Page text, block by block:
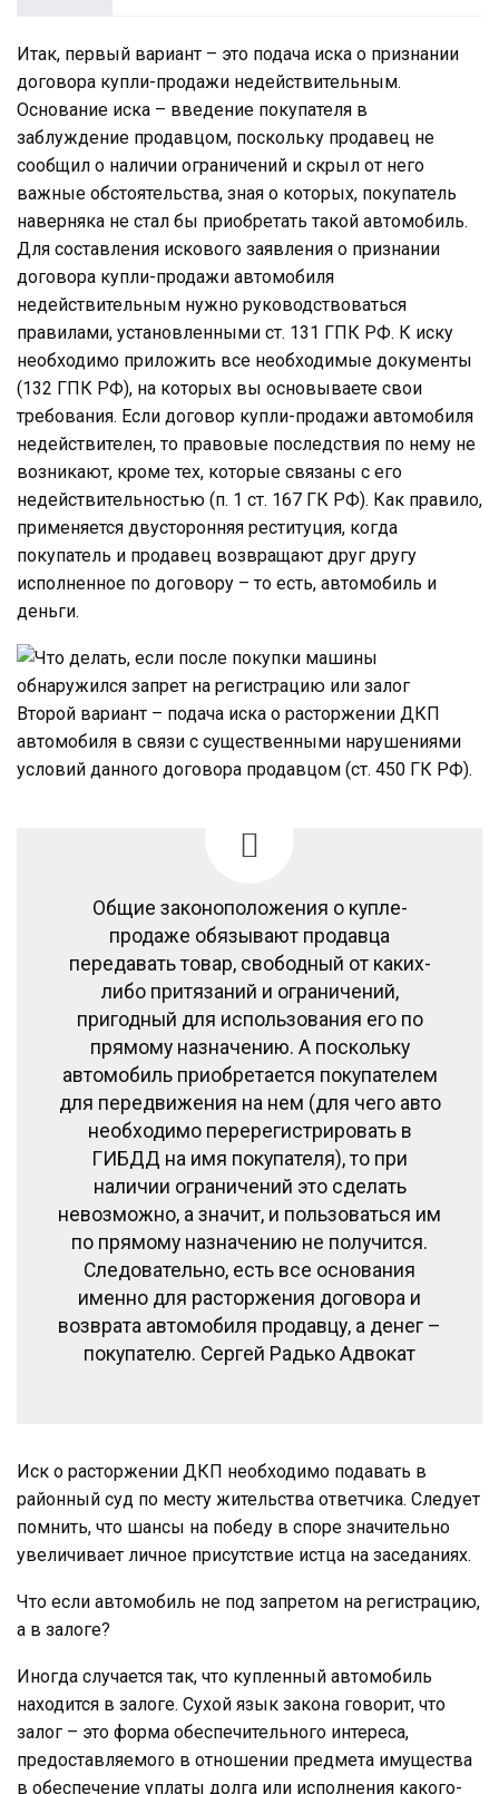
Итак, первый вариант – это подача иска о признании
договора купли-продажи недействительным.
Основание иска – введение покупателя в
заблуждение продавцом, поскольку продавец не
сообщил о наличии ограничений и скрыл от него
важные обстоятельства, зная о которых, покупатель
наверняка не стал бы приобретать такой автомобиль.
Для составления искового заявления о признании
договора купли-продажи автомобиля
недействительным нужно руководствоваться
правилами, установленными ст. 131 ГПК РФ. К иску
необходимо приложить все необходимые документы
(132 ГПК РФ), на которых вы основываете свои
требования. Если договор купли-продажи автомобиля
недействителен, то правовые последствия по нему не
возникают, кроме тех, которые связаны с его
недействительностью (п. 1 ст. 167 ГК РФ). Как правило,
применяется двусторонняя реституция, когда
покупатель и продавец возвращают друг другу
исполненное по договору – то есть, автомобиль и
деньги.
Второй вариант – подача иска о расторжении ДКП
автомобиля в связи с существенными нарушениями
условий данного договора продавцом (ст. 450 ГК РФ).
Общие законоположения о купле-
продаже обязывают продавца
передавать товар, свободный от каких-
либо притязаний и ограничений,
пригодный для использования его по
прямому назначению. А поскольку
автомобиль приобретается покупателем
для передвижения на нем (для чего авто
необходимо перерегистрировать в
ГИБДД на имя покупателя), то при
наличии ограничений это сделать
невозможно, а значит, и пользоваться им
по прямому назначению не получится.
Следовательно, есть все основания
именно для расторжения договора и
возврата автомобиля продавцу, а денег –
покупателю. Сергей Радько Адвокат
Иск о расторжении ДКП необходимо подавать в
районный суд по месту жительства ответчика. Следует
помнить, что шансы на победу в споре значительно
увеличивает личное присутствие истца на заседаниях.
Что если автомобиль не под запретом на регистрацию,
а в залоге?
Иногда случается так, что купленный автомобиль
находится в залоге. Сухой язык закона говорит, что
залог – это форма обеспечительного интереса,
предоставляемого в отношении предмета имущества
в обеспечение уплаты долга или исполнения какого-